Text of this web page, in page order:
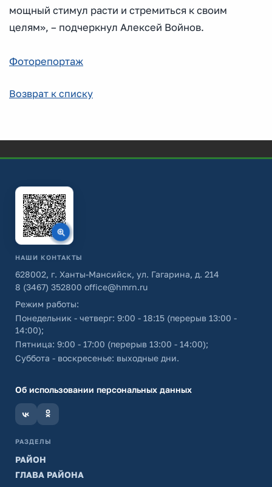
мощный стимул расти и стремиться к своим
целям», – подчеркнул Алексей Войнов.
Фоторепортаж
Возврат к списку
НАШИ КОНТАКТЫ
628002, г. Ханты-Мансийск, ул. Гагарина, д. 214
8 (3467) 352800 office@hmrn.ru
Режим работы:
Понедельник - четверг: 9:00 - 18:15 (перерыв 13:00 -
14:00);
Пятница: 9:00 - 17:00 (перерыв 13:00 - 14:00);
Суббота - воскресенье: выходные дни.
Об использовании персональных данных
РАЗДЕЛЫ
РАЙОН
ГЛАВА РАЙОНА